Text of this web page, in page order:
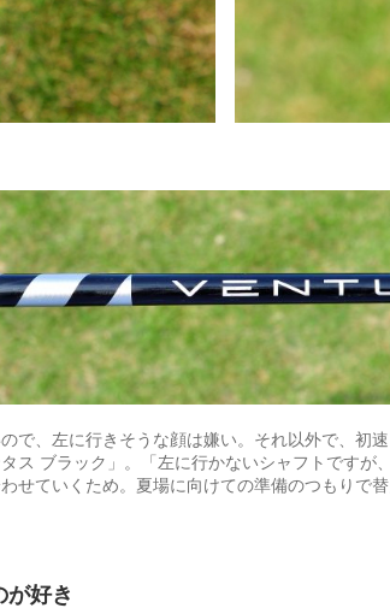
で、左に行きそうな顔は嫌い。それ以外で、初
ス ブラック」。「左に行かないシャフトですが
せていくため。夏場に向けての準備のつもりで替
が好き